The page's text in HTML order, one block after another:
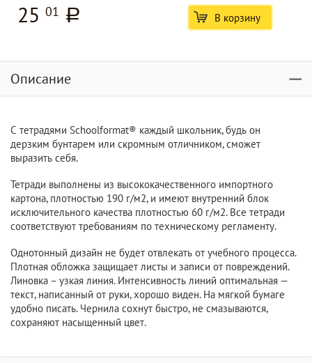
25 01 a В корзину
Описание
С тетрадями Schoolformat® каждый школьник, будь он
дерзким бунтарем или скромным отличником, сможет
выразить себя.
Тетради выполнены из высококачественного импортного
картона, плотностью 190 г/м2, и имеют внутренний блок
исключительного качества плотностью 60 г/м2. Все тетради
соответствуют требованиям по техническому регламенту.
Однотонный дизайн не будет отвлекать от учебного процесса.
Плотная обложка защищает листы и записи от повреждений.
Линовка – узкая линия. Интенсивность линий оптимальная —
текст, написанный от руки, хорошо виден. На мягкой бумаге
удобно писать. Чернила сохнут быстро, не смазываются,
сохраняют насыщенный цвет.